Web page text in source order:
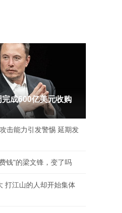
成600亿美元收购
击能力引发警惕 延期发
钱"的梁文锋，变了吗
打江山的人却开始集体